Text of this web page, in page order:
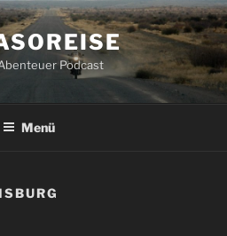
Podcast
Menü